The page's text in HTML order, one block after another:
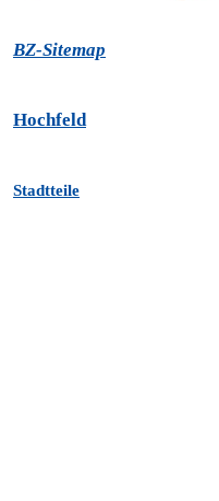
BZ-Sitemap
Hochfeld
Stadtteile